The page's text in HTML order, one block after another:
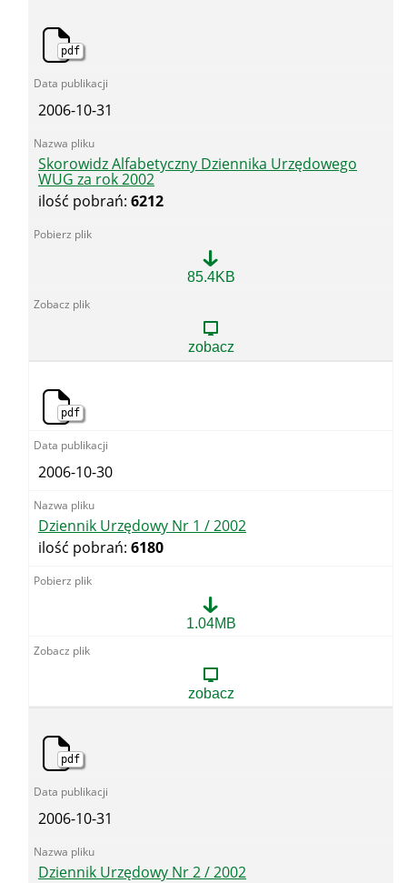
pdf
2006-10-31
Skorowidz Alfabetyczny Dziennika Urzędowego
WUG za rok 2002
ilość pobrań: 6212
Dziennika
85.4KB
zobacz
pdf
2006-10-30
Dziennik Urzędowy Nr 1 / 2002
ilość pobrań: 6180
Nr
1.04MB
zobacz
pdf
2006-10-31
Dziennik Urzędowy Nr 2 / 2002